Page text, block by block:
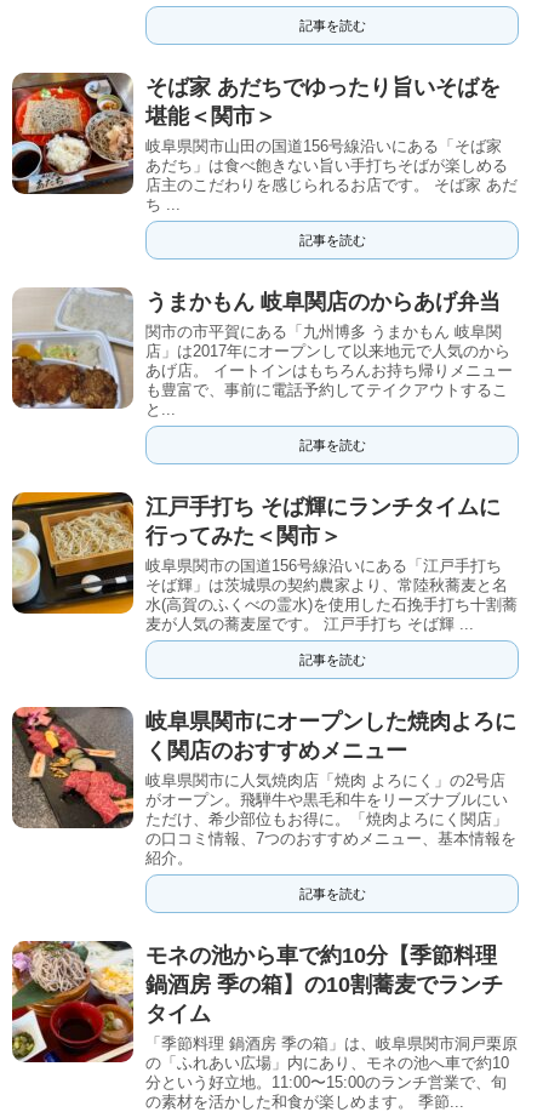
記事を読む
そば家 あだちでゆったり旨いそばを
堪能＜関市＞
岐阜県関市山田の国道156号線沿いにある「そば家
あだち」は食べ飽きない旨い手打ちそばが楽しめる
店主のこだわりを感じられるお店です。 そば家 あだ
ち ...
記事を読む
うまかもん 岐阜関店のからあげ弁当
関市の市平賀にある「九州博多 うまかもん 岐阜関
店」は2017年にオープンして以来地元で人気のから
あげ店。 イートインはもちろんお持ち帰りメニュー
も豊富で、事前に電話予約してテイクアウトするこ
と...
記事を読む
江戸手打ち そば輝にランチタイムに
行ってみた＜関市＞
岐阜県関市の国道156号線沿いにある「江戸手打ち
そば輝」は茨城県の契約農家より、常陸秋蕎麦と名
水(高賀のふくべの霊水)を使用した石挽手打ち十割蕎
麦が人気の蕎麦屋です。 江戸手打ち そば輝 ...
記事を読む
岐阜県関市にオープンした焼肉よろに
く関店のおすすめメニュー
岐阜県関市に人気焼肉店「焼肉 よろにく」の2号店
がオープン。飛騨牛や黒毛和牛をリーズナブルにい
ただけ、希少部位もお得に。「焼肉よろにく関店」
の口コミ情報、7つのおすすめメニュー、基本情報を
紹介。
記事を読む
モネの池から車で約10分【季節料理
鍋酒房 季の箱】の10割蕎麦でランチ
タイム
「季節料理 鍋酒房 季の箱」は、岐阜県関市洞戸栗原
の「ふれあい広場」内にあり、モネの池へ車で約10
分という好立地。11:00〜15:00のランチ営業で、旬
の素材を活かした和食が楽しめます。 季節...